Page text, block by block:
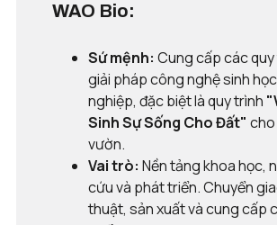
WAO Bio:
Sứ mệnh: Cung cấp các quy
giải pháp công nghệ sinh
nghiệp, đặc biệt là quy trình
Sinh Sự Sống Cho Đất" cho
vườn.
Vai trò: Nền tảng khoa học,
cứu và phát triển. Chuyển
thuật, sản xuất và cung cấp